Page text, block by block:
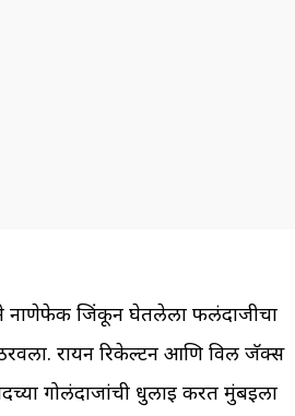
नाणेफेक जिंकून घेतलेला फलंदाजीचा
ठरवला. रायन रिकेल्टन आणि विल जॅक्स
गोलंदाजांची धुलाई करत मुंबईला